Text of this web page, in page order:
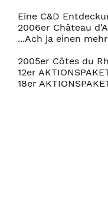
Eine C&D
2006er Château
...Ach ja einen
2005er Côtes du
12er
18er